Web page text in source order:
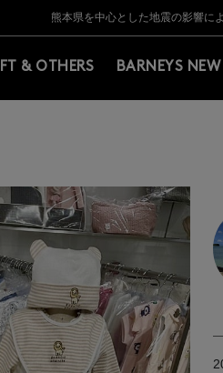
BARNEYS＞会員のお客様は11,000円（
【夏季休業に伴う返品・交換承り一
熊本県を中心とした地震の影響に
【開催中】SUMMER SALE
BARNEYS＞会員のお客様は11,000円（
【夏季休業に伴う返品・交換承り一
& OTHERS BARNEYS